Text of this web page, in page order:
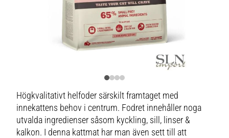
Högkvalitativt helfoder särskilt framtaget med
innekattens behov i centrum. Fodret innehåller noga
utvalda ingredienser såsom kyckling, sill, linser &
kalkon. I denna kattmat har man även sett till att